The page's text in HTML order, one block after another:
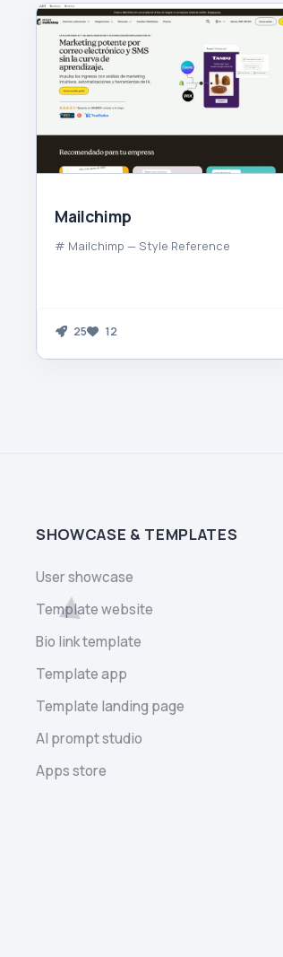
Mailchimp
# Mailchimp — Style Reference
25 12
SHOWCASE & TEMPLATES
User showcase
Template website
Bio link template
Template app
Template landing page
AI prompt studio
Apps store